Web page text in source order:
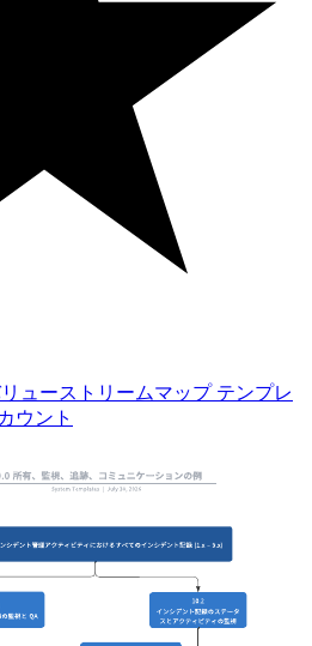
ューストリームマップ テンプレ
ウント